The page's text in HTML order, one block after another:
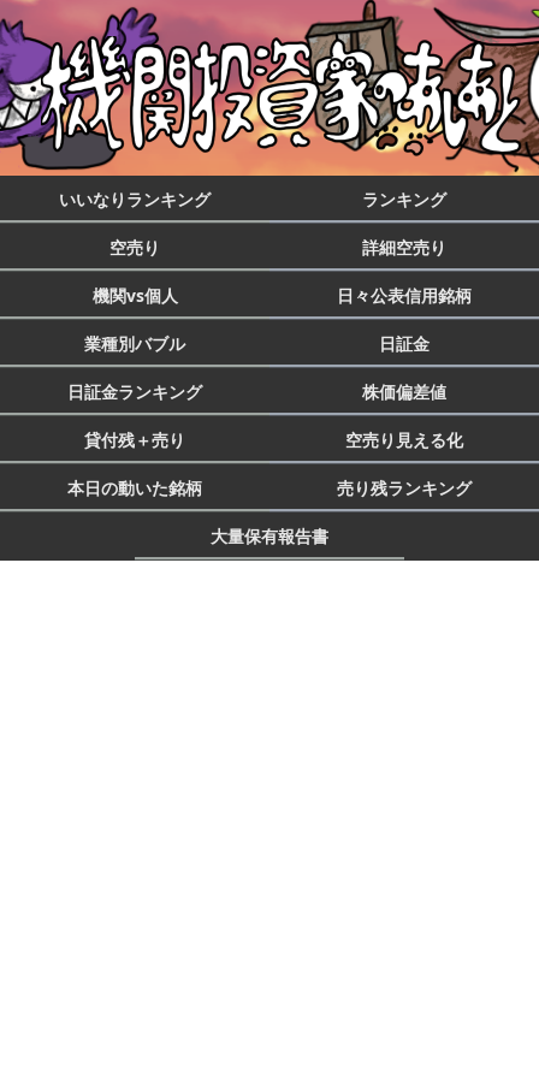
いいなりランキング ランキング
空売り 詳細空売り
機関vs個人 日々公表信用銘柄
業種別バブル 日証金
日証金ランキング 株価偏差値
貸付残＋売り 空売り見える化
本日の動いた銘柄 売り残ランキング
大量保有報告書